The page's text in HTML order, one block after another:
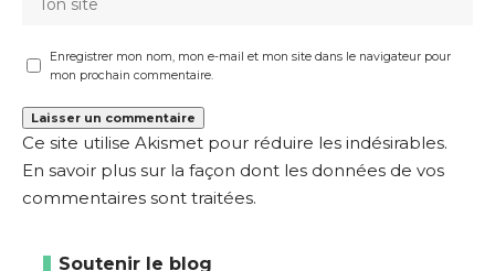
Enregistrer mon nom, mon e-mail et mon site dans le navigateur pour
mon prochain commentaire.
Ce site utilise Akismet pour réduire les indésirables.
En savoir plus sur la façon dont les données de vos
commentaires sont traitées.
Soutenir le blog